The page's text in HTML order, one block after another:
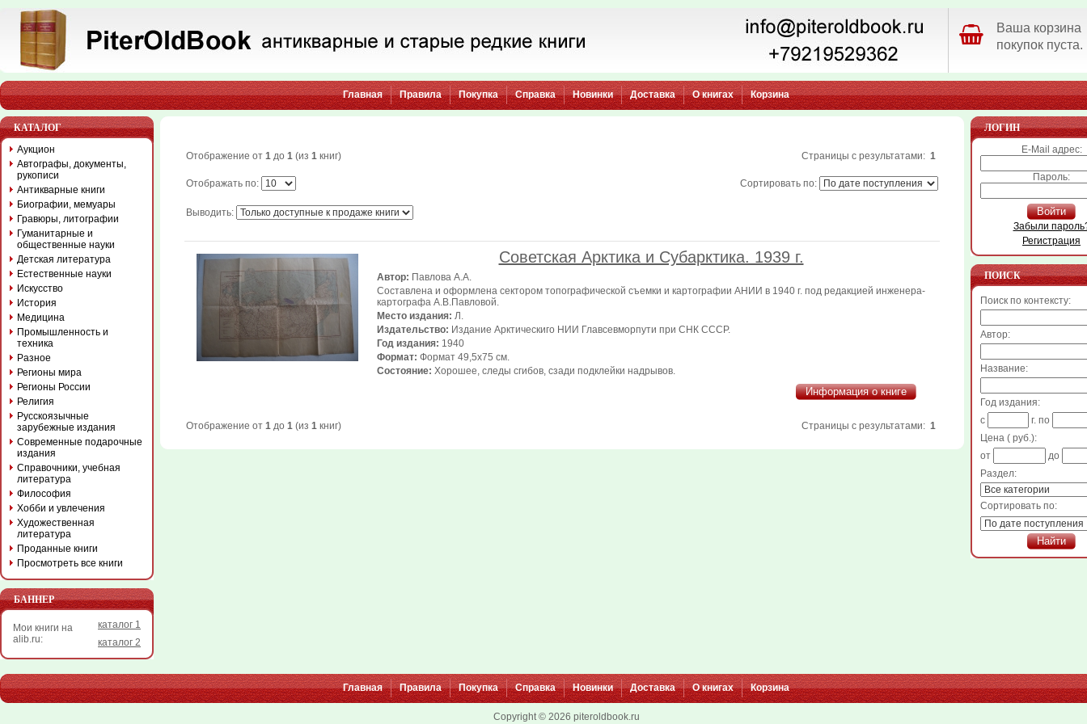
Ваша корзина
покупок пуста.
Главная Правила Покупка Справка Новинки Доставка О книгах Корзина
Отображение от 1 до 1 (из 1 книг) Страницы с результатами: 1
Отображать по: Сортировать по:
Выводить:
Советская Арктика и Субарктика. 1939 г.
Автор: Павлова А.А.
Составлена и оформлена сектором топографической съемки и картографии АНИИ в 1940 г. под редакцией инженера-
картографа А.В.Павловой.
Место издания: Л.
Издательство: Издание Арктическиго НИИ Главсевморпути при СНК СССР.
Год издания: 1940
Формат: Формат 49,5х75 см.
Состояние: Хорошее, следы сгибов, сзади подклейки надрывов.
Информация о книге
Отображение от 1 до 1 (из 1 книг) Страницы с результатами: 1
КАТАЛОГ
Аукцион
Автографы, документы,
рукописи
Антикварные книги
Биографии, мемуары
Гравюры, литографии
Гуманитарные и
общественные науки
Детская литература
Естественные науки
Искусство
История
Медицина
Промышленность и
техника
Разное
Регионы мира
Регионы России
Религия
Русскоязычные
зарубежные издания
Современные подарочные
издания
Справочники, учебная
литература
Философия
Хобби и увлечения
Художественная
литература
Проданные книги
Просмотреть все книги
БАННЕР
Мои книги на
alib.ru:
каталог 1
каталог 2
ЛОГИН
E-Mail адрес:
Пароль:
Войти
Забыли
Регистрация
ПОИСК
Поиск по контексту:
Автор:
Название:
Год издания:
c
г. по
Цена ( руб.):
от
до
Раздел:
Сортировать по:
Найти
Главная Правила Покупка Справка Новинки Доставка О книгах Корзина
Copyright © 2026 piteroldbook.ru